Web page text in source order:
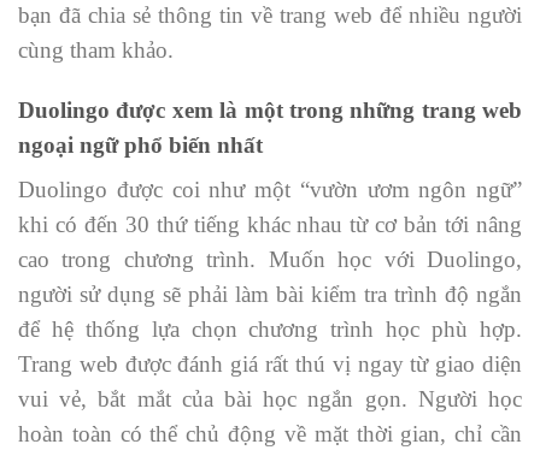
bạn đã chia sẻ thông tin về trang web để nhiều người
cùng tham khảo.
Duolingo được xem là một trong những trang web
ngoại ngữ phổ biến nhất
Duolingo được coi như một “vườn ươm ngôn ngữ”
khi có đến 30 thứ tiếng khác nhau từ cơ bản tới nâng
cao trong chương trình. Muốn học với Duolingo,
người sử dụng sẽ phải làm bài kiểm tra trình độ ngắn
để hệ thống lựa chọn chương trình học phù hợp.
Trang web được đánh giá rất thú vị ngay từ giao diện
vui vẻ, bắt mắt của bài học ngắn gọn. Người học
hoàn toàn có thể chủ động về mặt thời gian, chỉ cần